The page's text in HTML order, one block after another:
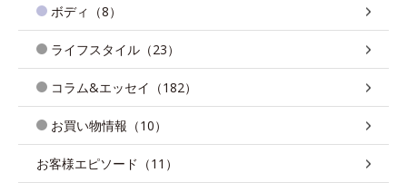
ボディ（8）
ライフスタイル（23）
コラム&エッセイ（182）
お買い物情報（10）
お客様エピソード（11）